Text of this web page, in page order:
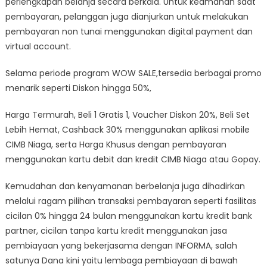
pembayaran, pelanggan juga dianjurkan untuk melakukan
pembayaran non tunai menggunakan digital payment dan
virtual account.
Selama periode program WOW SALE,tersedia berbagai promo
menarik seperti Diskon hingga 50%,
Harga Termurah, Beli 1 Gratis 1, Voucher Diskon 20%, Beli Set
Lebih Hemat, Cashback 30% menggunakan aplikasi mobile
CIMB Niaga, serta Harga Khusus dengan pembayaran
menggunakan kartu debit dan kredit CIMB Niaga atau Gopay.
Kemudahan dan kenyamanan berbelanja juga dihadirkan
melalui ragam pilihan transaksi pembayaran seperti fasilitas
cicilan 0% hingga 24 bulan menggunakan kartu kredit bank
partner, cicilan tanpa kartu kredit menggunakan jasa
pembiayaan yang bekerjasama dengan INFORMA, salah
satunya Dana kini yaitu lembaga pembiayaan di bawah